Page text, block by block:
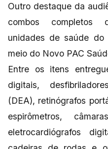
Outro destaque da
combos completos
unidades de saúde do
meio do Novo PAC
Entre os itens
digitais,
(DEA), retinógrafos
espirômetros,
eletrocardiógrafos